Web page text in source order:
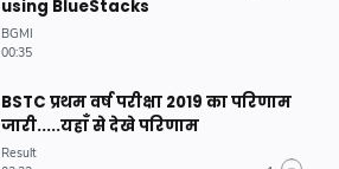
using BlueStacks
BSTC प्रथम वर्ष परीक्षा 2019 का परिणाम
जारी.....यहाँ से देखे परिणाम